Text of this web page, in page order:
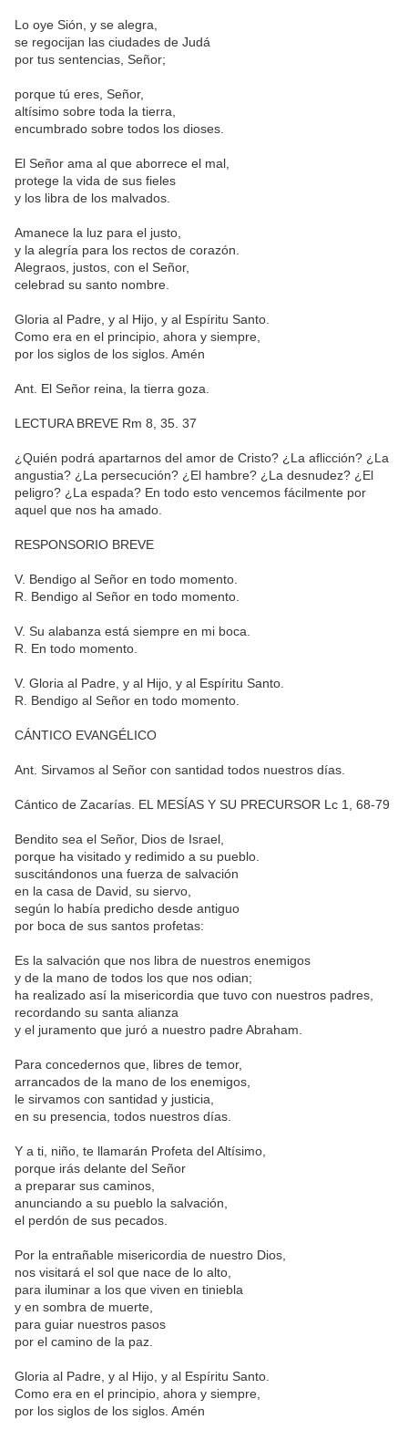
Lo oye Sión, y se alegra,
se regocijan las ciudades de Judá
por tus sentencias, Señor;
porque tú eres, Señor,
altísimo sobre toda la tierra,
encumbrado sobre todos los dioses.
El Señor ama al que aborrece el mal,
protege la vida de sus fieles
y los libra de los malvados.
Amanece la luz para el justo,
y la alegría para los rectos de corazón.
Alegraos, justos, con el Señor,
celebrad su santo nombre.
Gloria al Padre, y al Hijo, y al Espíritu Santo.
Como era en el principio, ahora y siempre,
por los siglos de los siglos. Amén
Ant. El Señor reina, la tierra goza.
LECTURA BREVE Rm 8, 35. 37
¿Quién podrá apartarnos del amor de Cristo? ¿La aflicción? ¿La
angustia? ¿La persecución? ¿El hambre? ¿La desnudez? ¿El
peligro? ¿La espada? En todo esto vencemos fácilmente por
aquel que nos ha amado.
RESPONSORIO BREVE
V. Bendigo al Señor en todo momento.
R. Bendigo al Señor en todo momento.
V. Su alabanza está siempre en mi boca.
R. En todo momento.
V. Gloria al Padre, y al Hijo, y al Espíritu Santo.
R. Bendigo al Señor en todo momento.
CÁNTICO EVANGÉLICO
Ant. Sirvamos al Señor con santidad todos nuestros días.
Cántico de Zacarías. EL MESÍAS Y SU PRECURSOR Lc 1, 68-79
Bendito sea el Señor, Dios de Israel,
porque ha visitado y redimido a su pueblo.
suscitándonos una fuerza de salvación
en la casa de David, su siervo,
según lo había predicho desde antiguo
por boca de sus santos profetas:
Es la salvación que nos libra de nuestros enemigos
y de la mano de todos los que nos odian;
ha realizado así la misericordia que tuvo con nuestros padres,
recordando su santa alianza
y el juramento que juró a nuestro padre Abraham.
Para concedernos que, libres de temor,
arrancados de la mano de los enemigos,
le sirvamos con santidad y justicia,
en su presencia, todos nuestros días.
Y a ti, niño, te llamarán Profeta del Altísimo,
porque irás delante del Señor
a preparar sus caminos,
anunciando a su pueblo la salvación,
el perdón de sus pecados.
Por la entrañable misericordia de nuestro Dios,
nos visitará el sol que nace de lo alto,
para iluminar a los que viven en tiniebla
y en sombra de muerte,
para guiar nuestros pasos
por el camino de la paz.
Gloria al Padre, y al Hijo, y al Espíritu Santo.
Como era en el principio, ahora y siempre,
por los siglos de los siglos. Amén